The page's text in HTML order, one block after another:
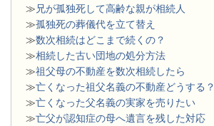
≫ 兄が孤独死して高齢な親が相続人
≫孤独死の葬儀代を立て替え
≫数次相続はどこまで続くの？
≫相続した古い団地の処分方法
≫祖父母の不動産を数次相続したら
≫亡くなった祖父名義の不動産どうする？
≫亡くなった父名義の実家を売りたい
≫亡父が認知症の母へ遺言を残した対応